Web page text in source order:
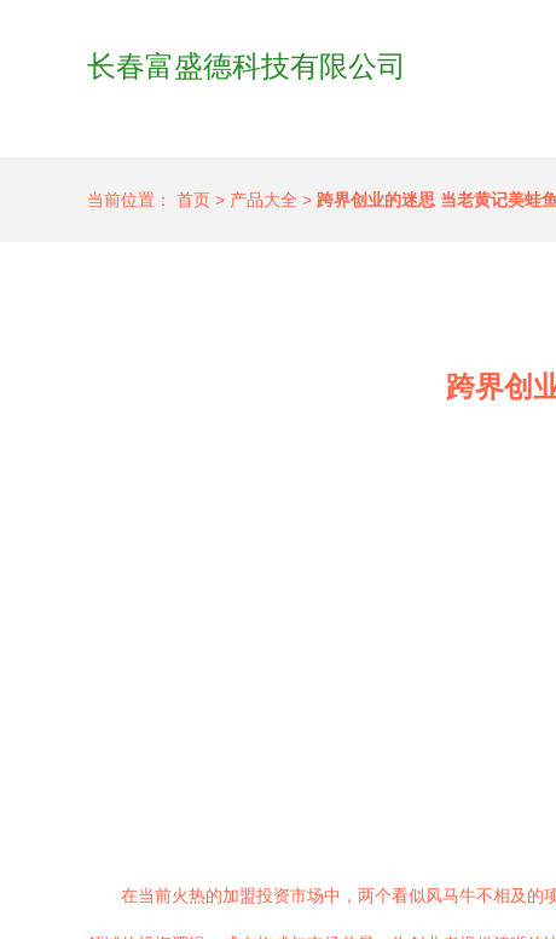
长春富盛德科技有限公司
当前位置： 首页 > 产品大全 > 跨界创业的迷思 当老黄记美蛙
跨界创
在当前火热的加盟投资市场中，两个看似风马牛不相及的